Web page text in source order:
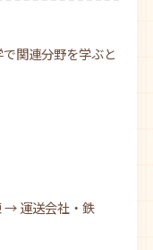
関連分野を学ぶと
→ 運送会社・鉄